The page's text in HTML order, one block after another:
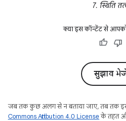
7. स्थिति
क्या इस कॉन्टेंट से
सुझाव
जब तक कुछ अलग से न बताया जाए, तब तक इस
Commons Attribution 4.0 Licenseके तहत